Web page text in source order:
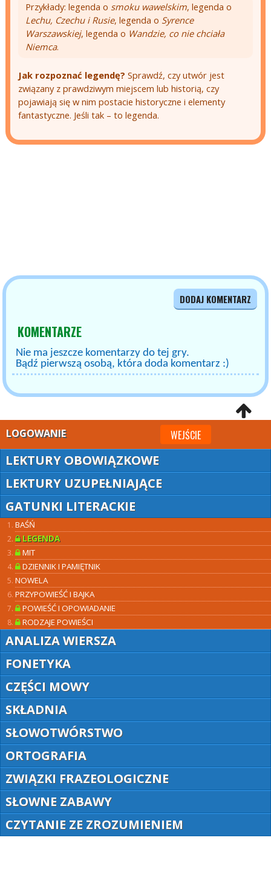
Przykłady: legenda o smoku wawelskim, legenda o
Lechu, Czechu i Rusie, legenda o Syrence
Warszawskiej, legenda o Wandzie, co nie chciała
Niemca.
Jak rozpoznać legendę? Sprawdź, czy utwór jest
związany z prawdziwym miejscem lub historią, czy
pojawiają się w nim postacie historyczne i elementy
fantastyczne. Jeśli tak – to legenda.
DODAJ KOMENTARZ
KOMENTARZE
Nie ma jeszcze komentarzy do tej gry.
Bądź pierwszą osobą, która doda komentarz :)
LOGOWANIE WEJŚCIE
LEKTURY OBOWIĄZKOWE
LEKTURY UZUPEŁNIAJĄCE
GATUNKI LITERACKIE
BAŚŃ
LEGENDA
MIT
DZIENNIK I PAMIĘTNIK
NOWELA
PRZYPOWIEŚĆ I BAJKA
POWIEŚĆ I OPOWIADANIE
RODZAJE POWIEŚCI
ANALIZA WIERSZA
FONETYKA
CZĘŚCI MOWY
SKŁADNIA
SŁOWOTWÓRSTWO
ORTOGRAFIA
ZWIĄZKI FRAZEOLOGICZNE
SŁOWNE ZABAWY
CZYTANIE ZE ZROZUMIENIEM